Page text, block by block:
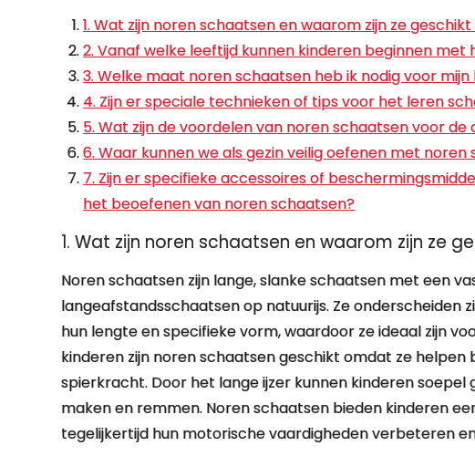
1. Wat zijn noren schaatsen en waarom zijn ze
2. Vanaf welke leeftijd kunnen kinderen beginnen
3. Welke maat noren schaatsen heb ik nodig voor
4. Zijn er speciale technieken of tips voor het leren
5. Wat zijn de voordelen van noren schaatsen voor
6. Waar kunnen we als gezin veilig oefenen met
7. Zijn er specifieke accessoires of
het beoefenen van noren schaatsen?
1. Wat zijn noren schaatsen en waarom zijn ze
Noren schaatsen zijn lange, slanke schaatsen met een
langeafstandsschaatsen op natuurijs. Ze onderscheiden
hun lengte en specifieke vorm, waardoor ze ideaal zijn
kinderen zijn noren schaatsen geschikt omdat ze
spierkracht. Door het lange ijzer kunnen kinderen
maken en remmen. Noren schaatsen bieden kinderen
tegelijkertijd hun motorische vaardigheden verbeteren